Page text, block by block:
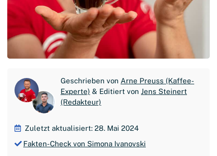
Geschrieben von Arne Preuss (Kaffee-
Experte) & Editiert von Jens Steinert
(Redakteur)
Zuletzt aktualisiert: 28. Mai 2024
Fakten-Check von Simona Ivanovski